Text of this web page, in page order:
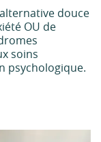
alternative douce
OU de
soins
psychologique.